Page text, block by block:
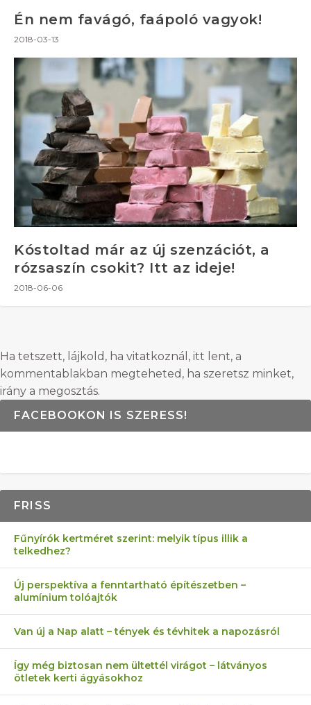
Én nem favágó, faápoló vagyok!
2018-03-13
Kóstoltad már az új szenzációt, a
rózsaszín csokit? Itt az ideje!
2018-06-06
Ha tetszett, lájkold, ha vitatkoznál, itt lent, a
kommentablakban megteheted, ha szeretsz minket,
irány a megosztás.
FACEBOOKON IS SZERESS!
FRISS
Fűnyírók kertméret szerint: melyik típus illik a
telkedhez?
Új perspektíva a fenntartható építészetben –
alumínium tolóajtók
Van új a Nap alatt – tények és tévhitek a napozásról
Így még biztosan nem ültettél virágot – látványos
ötletek kerti ágyásokhoz